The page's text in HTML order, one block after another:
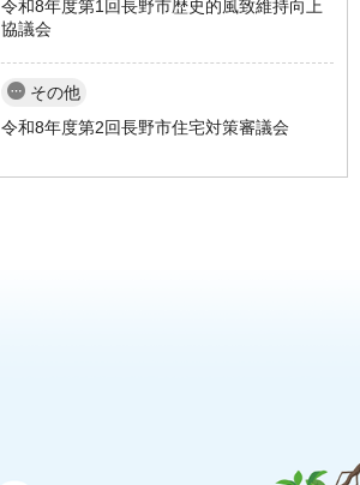
令和8年度第1回長野市歴史的風致維持向上
協議会
その他
令和8年度第2回長野市住宅対策審議会